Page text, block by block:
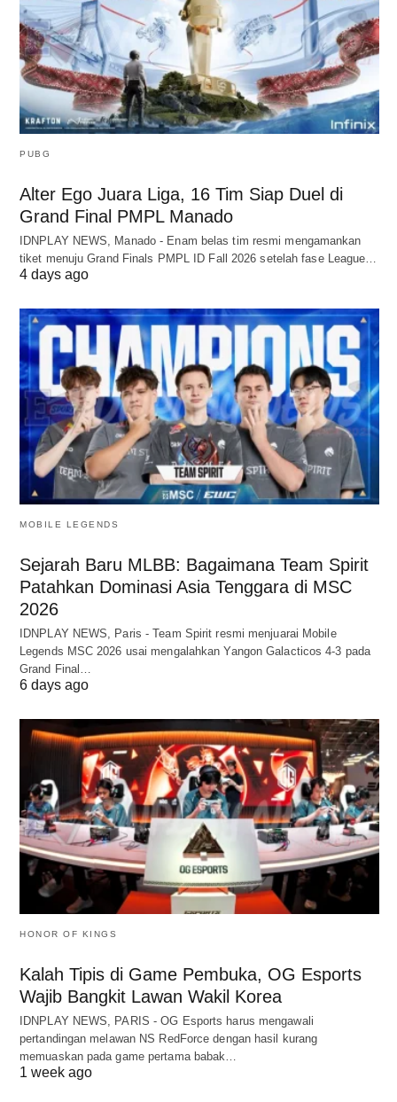
PUBG
Alter Ego Juara Liga, 16 Tim Siap Duel di
Grand Final PMPL Manado
IDNPLAY NEWS, Manado - Enam belas tim resmi mengamankan
tiket menuju Grand Finals PMPL ID Fall 2026 setelah fase League…
4 days ago
MOBILE LEGENDS
Sejarah Baru MLBB: Bagaimana Team Spirit
Patahkan Dominasi Asia Tenggara di MSC
2026
IDNPLAY NEWS, Paris - Team Spirit resmi menjuarai Mobile
Legends MSC 2026 usai mengalahkan Yangon Galacticos 4-3 pada
Grand Final…
6 days ago
HONOR OF KINGS
Kalah Tipis di Game Pembuka, OG Esports
Wajib Bangkit Lawan Wakil Korea
IDNPLAY NEWS, PARIS - OG Esports harus mengawali
pertandingan melawan NS RedForce dengan hasil kurang
memuaskan pada game pertama babak…
1 week ago